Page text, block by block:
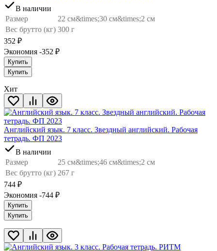
В наличии
Размер
22 см&times;30 см&times;2 см
Вес брутто (кг) 300 г
352 ₽
Экономия -352 ₽
Купить
Купить
Хит
Английский язык. 7 класс. Звездный английский. Рабочая
тетрадь. ФП 2023
В наличии
Размер
25 см&times;46 см&times;2 см
Вес брутто (кг) 267 г
744 ₽
Экономия -744 ₽
Купить
Купить